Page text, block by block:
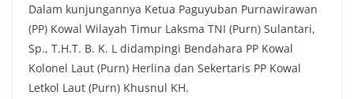
Dalam kunjungannya Ketua Paguyuban Purnawirawan
(PP) Kowal Wilayah Timur Laksma TNI (Purn) Sulantari,
Sp., T.H.T. B. K. L didampingi Bendahara PP Kowal
Kolonel Laut (Purn) Herlina dan Sekertaris PP Kowal
Letkol Laut (Purn) Khusnul KH.